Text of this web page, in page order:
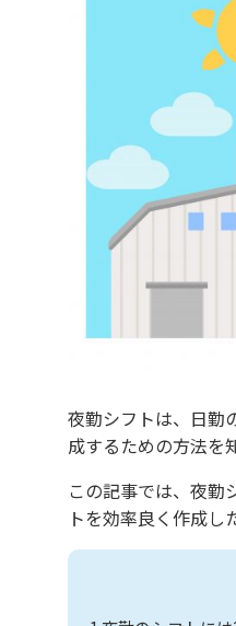
夜勤シフトは、日勤
成するための方法を
この記事では、夜勤
トを効率良く作成し